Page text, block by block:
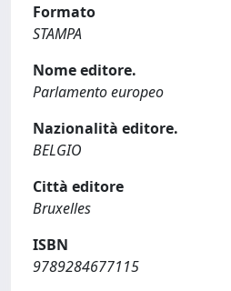
Formato
STAMPA
Nome editore.
Parlamento europeo
Nazionalità editore.
BELGIO
Città editore
Bruxelles
ISBN
9789284677115